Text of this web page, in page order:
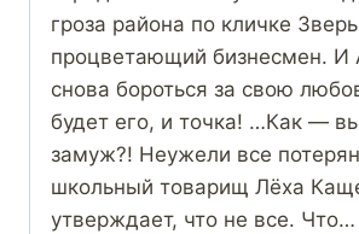
гроза района по кличке
процветающий бизнесмен. И
снова бороться за свою
будет его, и точка! …Как —
замуж?! Неужели все
школьный товарищ Лёха
утверждает, что не все. Что…